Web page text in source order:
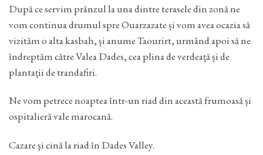
După ce servim prânzul la una dintre terasele din zonă ne
vom continua drumul spre Ouarzazate și vom avea ocazia să
vizităm o alta kasbah, și anume Taourirt, urmând apoi să ne
îndreptăm către Valea Dades, cea plina de verdeață și de
plantații de trandafiri.
Ne vom petrece noaptea într-un riad din această frumoasă și
ospitalieră vale marocană.
Cazare şi cină la riad în Dades Valley.